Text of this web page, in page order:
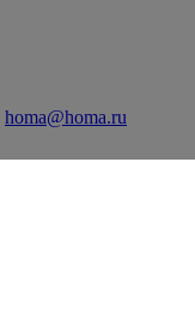
homa@homa.ru